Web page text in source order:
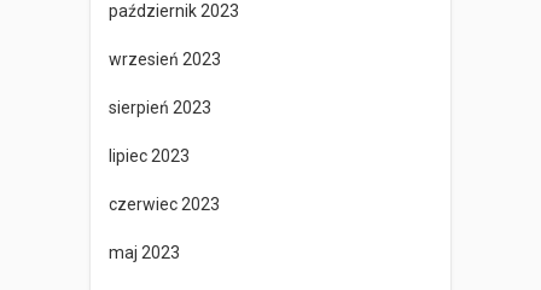
październik 2023
wrzesień 2023
sierpień 2023
lipiec 2023
czerwiec 2023
maj 2023